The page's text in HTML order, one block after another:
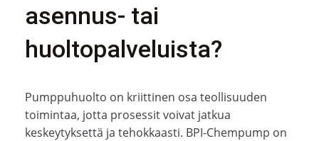
asennus- tai
huoltopalveluista?
Pumppuhuolto on kriittinen osa teollisuuden
toimintaa, jotta prosessit voivat jatkua
keskeytyksettä ja tehokkaasti. BPI-Chempump on